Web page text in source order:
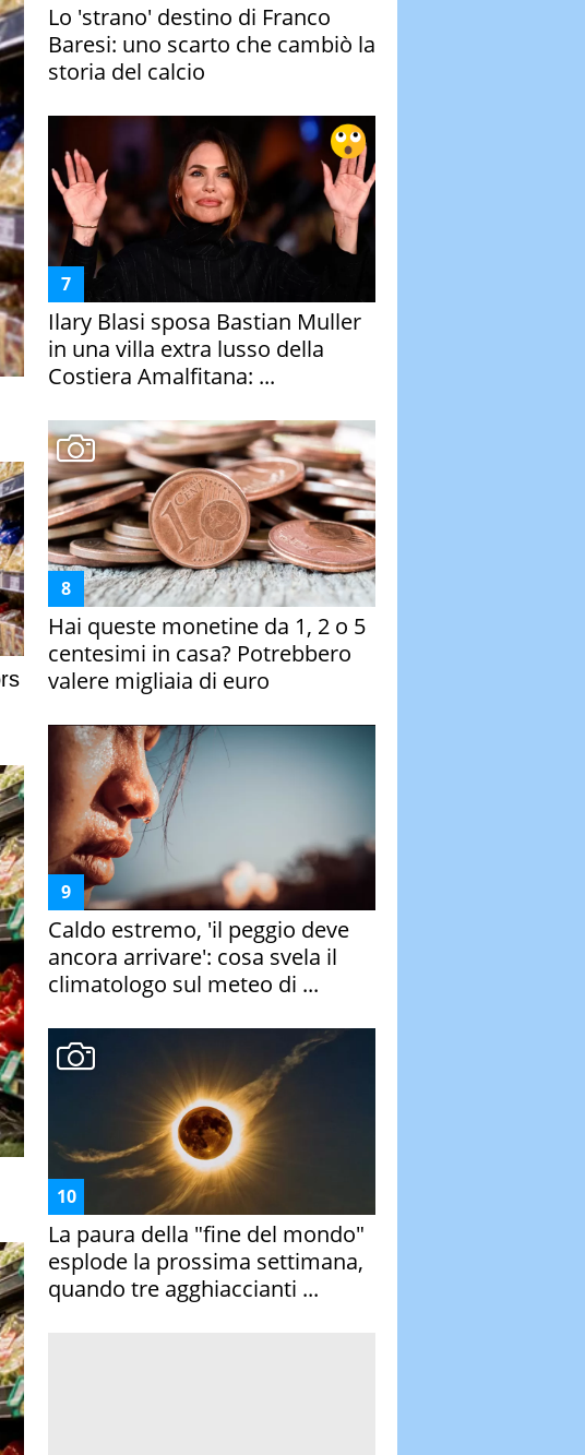
Lo 'strano' destino di Franco
Baresi: uno scarto che cambiò la
storia del calcio
Ilary Blasi sposa Bastian Muller
in una villa extra lusso della
Costiera Amalfitana: ...
Hai queste monetine da 1, 2 o 5
centesimi in casa? Potrebbero
valere migliaia di euro
Caldo estremo, 'il peggio deve
ancora arrivare': cosa svela il
climatologo sul meteo di ...
La paura della "fine del mondo"
esplode la prossima settimana,
quando tre agghiaccianti ...